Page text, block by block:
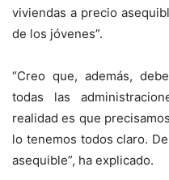
viviendas a precio
de los jóvenes”.
“Creo que, además,
todas las
realidad es que
lo tenemos todos claro.
asequible”, ha explicado.